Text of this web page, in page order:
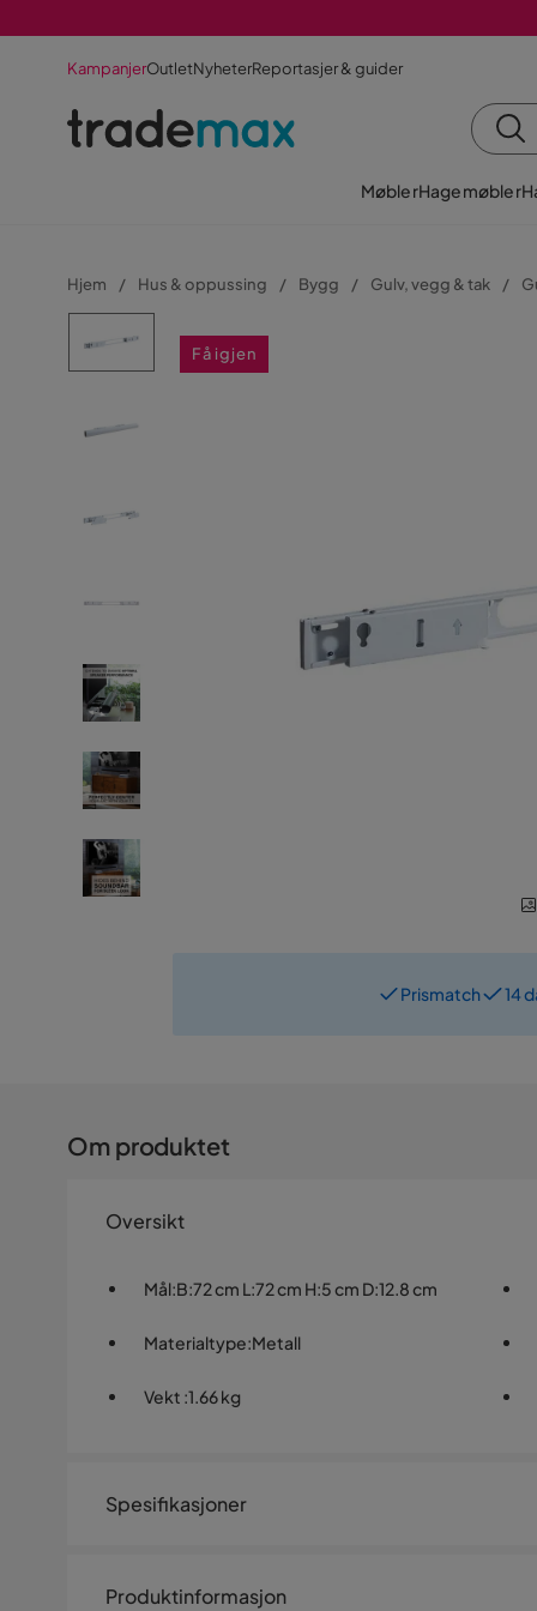
KampanjerOutletNyheterReportasjer & guider
MøblerHagemøbler
Hjem Hus & oppussing Bygg Gulv, vegg & tak
Få igjen
Prismatch 14
Om produktet
Oversikt
Mål:B:72 cm L:72 cm H:5 cm D:12.8 cm
Materialtype:Metall
Vekt :1.66 kg
Spesifikasjoner
Størrelse
Produktinformasjon